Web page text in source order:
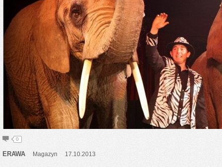
0
ERAWA Magazyn 17.10.2013